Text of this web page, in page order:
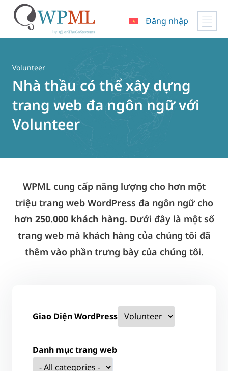
Đăng nhập
Volunteer
Nhà thầu có thể xây dựng
trang web đa ngôn ngữ với
Volunteer
WPML cung cấp năng lượng cho hơn một
triệu trang web WordPress đa ngôn ngữ cho
hơn 250.000 khách hàng. Dưới đây là một số
trang web mà khách hàng của chúng tôi đã
thêm vào phần trưng bày của chúng tôi.
Giao Diện WordPress
Danh mục trang web